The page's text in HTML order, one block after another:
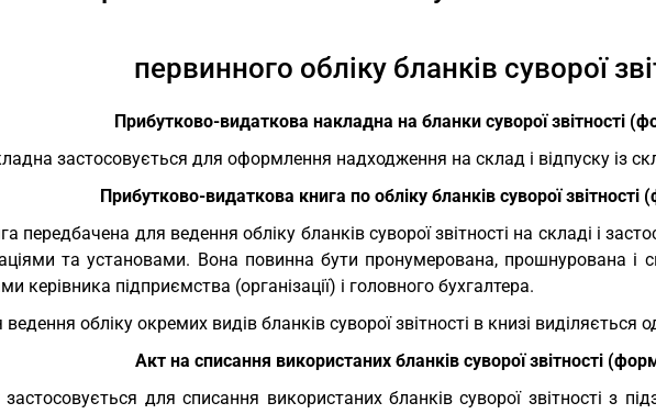
первинного обліку бланків суворої
Прибутково-видаткова накладна на бланки суворої звітності
застосовується для оформлення надходження на склад і відпуску із
Прибутково-видаткова книга по обліку бланків суворої
передбачена для ведення обліку бланків суворої звітності на складі і
та установами. Вона повинна бути пронумерована, прошнурована і
керівника підприємства (організації) і головного бухгалтера.
обліку окремих видів бланків суворої звітності в книзі виділяється
Акт на списання використаних бланків суворої звітності
для списання використаних бланків суворої звітності з